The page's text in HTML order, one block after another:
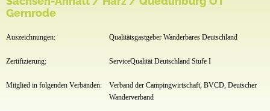
Gernrode
Auszeichnungen: Qualitätsgastgeber Wanderbares Deutschland
Zertifizierung: ServiceQualität Deutschland Stufe I
Mitglied in folgenden Verbänden:
Verband der Campingwirtschaft, BVCD, Deutscher
Wanderverband